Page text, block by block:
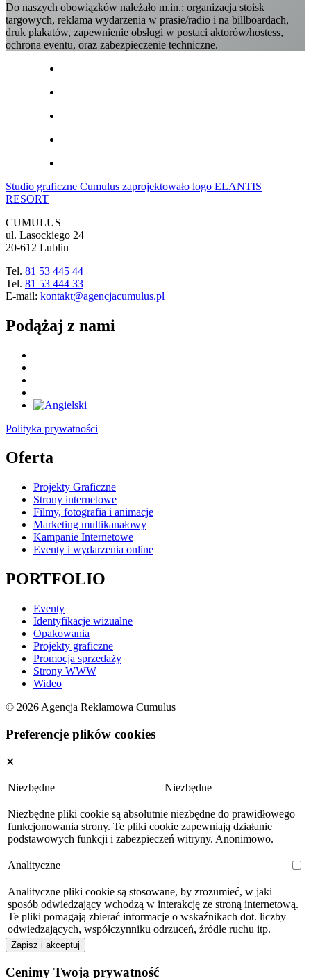
Do naszych obowiązków należało m.in.: organizacja stoisk
targowych, reklama wydarzenia w prasie/radio i na billboardach,
druk plakatów, zapewnienie obsługi w postaci aktorów/hostess,
ochrona eventu, oraz zabezpieczenie techniczne.
Studio graficzne Cumulus zaprojektowało logo ELANTIS
RESORT
CUMULUS
ul. Lasockiego 24
20-612 Lublin
Tel. 81 53 445 44
Tel. 81 53 444 33
E-mail: kontakt@agencjacumulus.pl
Podążaj z nami
Polityka prywatności
Oferta
Projekty Graficzne
Strony internetowe
Filmy, fotografia i animacje
Marketing multikanałowy
Kampanie Internetowe
Eventy i wydarzenia online
PORTFOLIO
Eventy
Identyfikacje wizualne
Opakowania
Projekty graficzne
Promocja sprzedaży
Strony WWW
Wideo
© 2026 Agencja Reklamowa Cumulus
Preferencje plików cookies
✕
Niezbędne Niezbędne
Niezbędne pliki cookie są absolutnie niezbędne do prawidłowego
funkcjonowania strony. Te pliki cookie zapewniają działanie
podstawowych funkcji i zabezpieczeń witryny. Anonimowo.
Analityczne
Analityczne pliki cookie są stosowane, by zrozumieć, w jaki
sposób odwiedzający wchodzą w interakcję ze stroną internetową.
Te pliki pomagają zbierać informacje o wskaźnikach dot. liczby
odwiedzających, współczynniku odrzuceń, źródle ruchu itp.
Zapisz i akceptuj
Cenimy Twoją prywatność